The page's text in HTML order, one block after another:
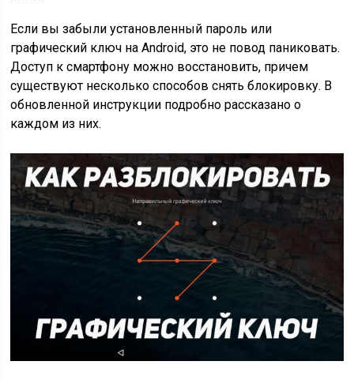
Если вы забыли установленный пароль или
графический ключ на Android, это не повод паниковать.
Доступ к смартфону можно восстановить, причем
существуют несколько способов снять блокировку. В
обновленной инструкции подробно рассказано о
каждом из них.